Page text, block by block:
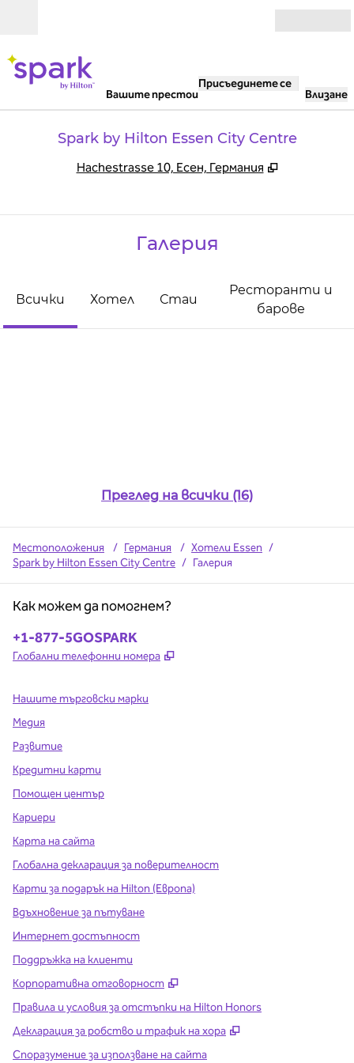
Вашите престои
Присъединете се
Влизане
Spark by Hilton Essen City Centre
Hachestrasse 10, Есен, Германия ,
Галерия
Всички Хотел Стаи
Ресторанти и
барове
Преглед на всички (16)
Местоположения / Германия / Хотели Essen /
Spark by Hilton Essen City Centre / Галерия
Как можем да помогнем?
Телефон:
+1-877-5GOSPARK
Глобални телефонни номера ,
Нашите търговски марки
Медия
Развитие
Кредитни карти
Помощен център
Кариери
Карта на сайта
Глобална декларация за поверителност
Карти за подарък на Hilton (Европа)
Вдъхновение за пътуване
Интернет достъпност
Поддръжка на клиенти
Корпоративна отговорност
,
Правила и условия за отстъпки на Hilton Honors
Декларация за робство и трафик на хора
,
Споразумение за използване на сайта